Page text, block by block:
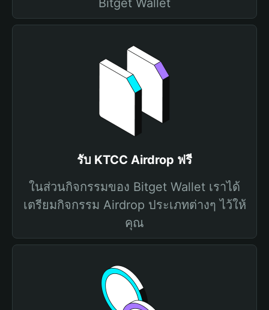
Bitget Wallet
รับ KTCC Airdrop ฟรี
ในส่วนกิจกรรมของ Bitget Wallet เราได้
เตรียมกิจกรรม Airdrop ประเภทต่างๆ ไว้ให้
คุณ